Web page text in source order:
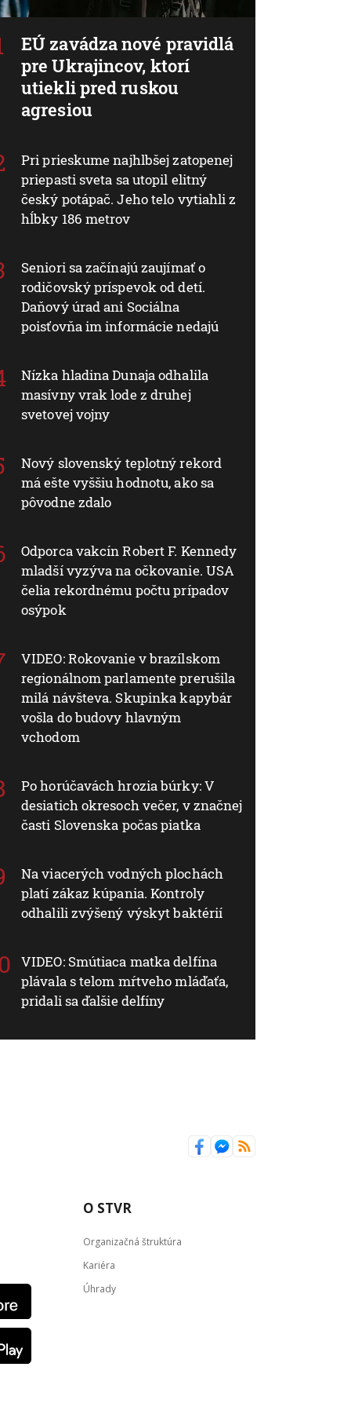
EÚ zavádza nové pravidlá
pre Ukrajincov, ktorí
utiekli pred ruskou
agresiou
Pri prieskume najhlbšej zatopenej
priepasti sveta sa utopil elitný
český potápač. Jeho telo vytiahli z
hĺbky 186 metrov
Seniori sa začínajú zaujímať o
rodičovský príspevok od detí.
Daňový úrad ani Sociálna
poisťovňa im informácie nedajú
Nízka hladina Dunaja odhalila
masívny vrak lode z druhej
svetovej vojny
Nový slovenský teplotný rekord
má ešte vyššiu hodnotu, ako sa
pôvodne zdalo
Odporca vakcín Robert F. Kennedy
mladší vyzýva na očkovanie. USA
čelia rekordnému počtu prípadov
osýpok
VIDEO: Rokovanie v brazílskom
regionálnom parlamente prerušila
milá návšteva. Skupinka kapybár
vošla do budovy hlavným
vchodom
Po horúčavách hrozia búrky: V
desiatich okresoch večer, v značnej
časti Slovenska počas piatka
Na viacerých vodných plochách
platí zákaz kúpania. Kontroly
odhalili zvýšený výskyt baktérií
VIDEO: Smútiaca matka delfína
plávala s telom mŕtveho mláďaťa,
pridali sa ďalšie delfíny
O STVR
Organizačná štruktúra
Kariéra
Úhrady